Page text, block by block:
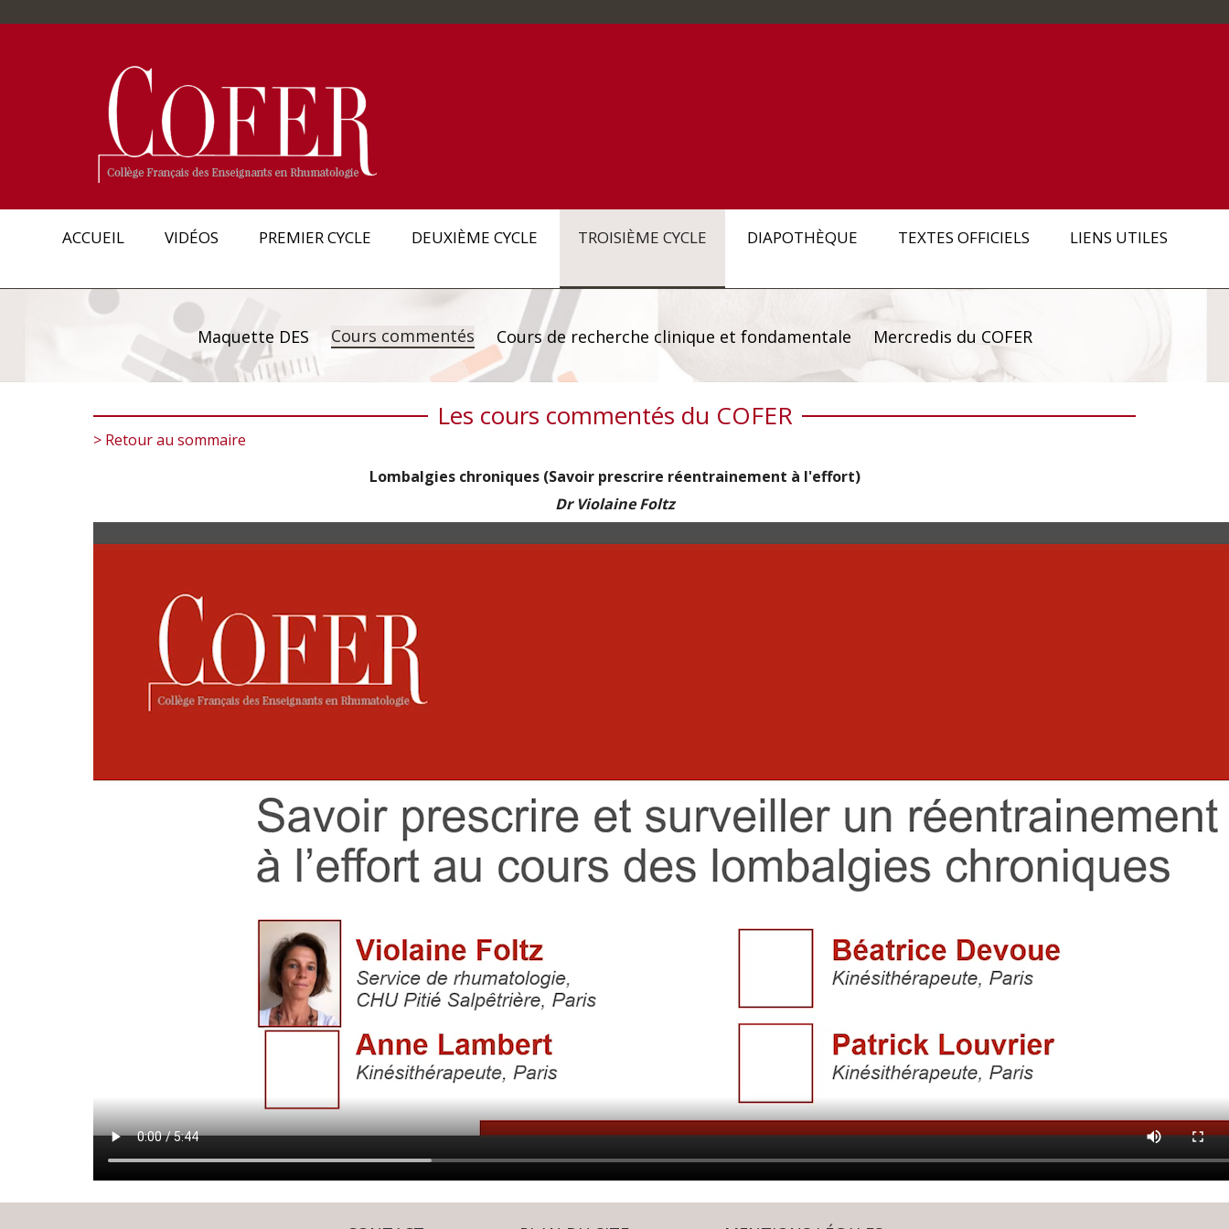
ACCUEIL VIDÉOS PREMIER CYCLE DEUXIÈME CYCLE TROISIÈME CYCLE DIAPOTHÈQUE TEXTES OFFICIELS LIENS UTILES
Maquette DES Cours commentés Cours de recherche clinique et fondamentale Mercredis du COFER
Les cours commentés du COFER
> Retour au sommaire
Lombalgies chroniques (Savoir prescrire réentrainement à l'effort)
Dr Violaine Foltz